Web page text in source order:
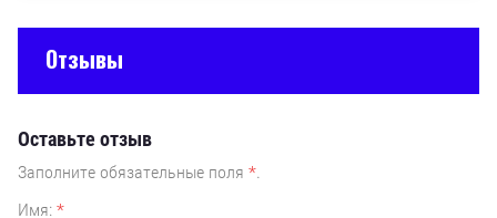
Отзывы
Оставьте отзыв
Заполните обязательные поля *.
Имя: *